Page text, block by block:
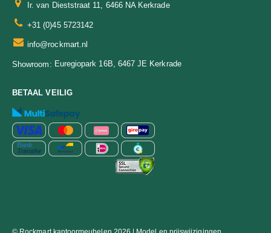
Ir. van Dieststraat 11, 6466 NA Kerkrade
+31 (0)45 5723142
info@rockmart.nl
Showroom: Euregiopark 16B, 6467 JE Kerkrade
BETAAL VEILIG